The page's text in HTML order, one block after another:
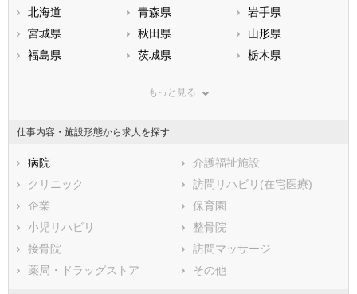
北海道 青森県
岩手県
宮城県
秋田県
山形県
福島県
茨城県
栃木県
神奈川県
石川県
福井県
静岡県
三重県
滋賀県
大阪府
兵庫県
鳥取県
広島県
徳島県
香川県
愛媛県
もっと見る
仕事内容・施設形態から求人を探す
病院
介護福祉施設
クリニック
訪問リハビリ(在宅医療)
企業
保育園
小児リハビリ
整骨院
接骨院
訪問マッサージ
薬局・ドラッグストア
その他